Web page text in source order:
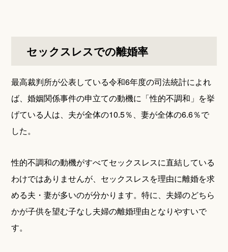
セックスレスでの離婚率
最高裁判所が公表している令和6年度の司法統計によれ
ば、婚姻関係事件の申立ての動機に「性的不調和」を挙
げている人は、夫が全体の10.5％、妻が全体の6.6％で
した。
性的不調和の動機がすべてセックスレスに直結している
わけではありませんが、セックスレスを理由に離婚を求
める夫・妻が多いのが分かります。特に、夫婦のどちら
かが子供を望む子なし夫婦の離婚理由となりやすいで
す。